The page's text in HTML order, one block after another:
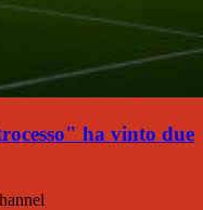
ha vinto due